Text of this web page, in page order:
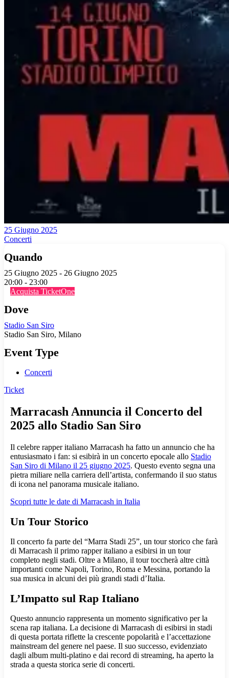
25 Giugno 2025
Concerti
Quando
25 Giugno 2025 - 26 Giugno 2025
20:00 - 23:00
Acquista TicketOne
Dove
Stadio San Siro
Stadio San Siro, Milano
Event Type
Concerti
Ticket
Marracash Annuncia il Concerto del
2025 allo Stadio San Siro
Il celebre rapper italiano Marracash ha fatto un annuncio che ha
entusiasmato i fan: si esibirà in un concerto epocale allo Stadio
San Siro di Milano il 25 giugno 2025. Questo evento segna una
pietra miliare nella carriera dell’artista, confermando il suo status
di icona nel panorama musicale italiano.
Scopri tutte le date di Marracash in Italia
Un Tour Storico
Il concerto fa parte del “Marra Stadi 25”, un tour storico che farà
di Marracash il primo rapper italiano a esibirsi in un tour
completo negli stadi. Oltre a Milano, il tour toccherà altre città
importanti come Napoli, Torino, Roma e Messina, portando la
sua musica in alcuni dei più grandi stadi d’Italia.
L’Impatto sul Rap Italiano
Questo annuncio rappresenta un momento significativo per la
scena rap italiana. La decisione di Marracash di esibirsi in stadi
di questa portata riflette la crescente popolarità e l’accettazione
mainstream del genere nel paese. Il suo successo, evidenziato
dagli album multi-platino e dai record di streaming, ha aperto la
strada a questa storica serie di concerti.